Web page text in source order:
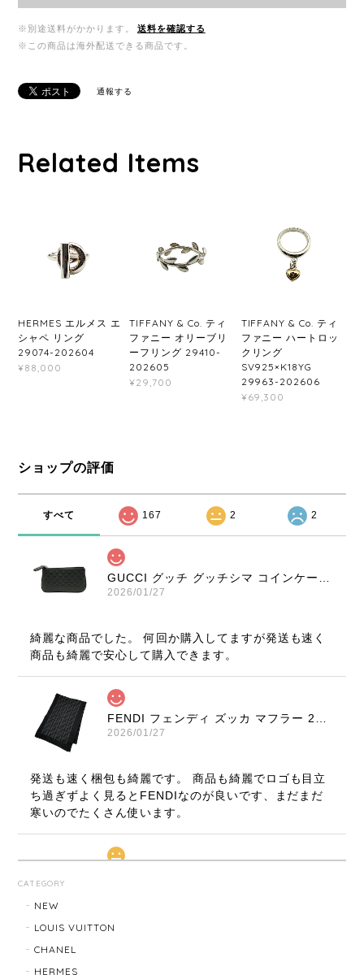
※別途送料がかかります。
送料を確認する
※この商品は海外配送できる商品です。
通報する
Related Items
HERMES エルメス エ
シャペ リング
29074-202604
¥88,000
TIFFANY & Co. ティ
ファニー オリーブリ
ーフリング 29410-
202605
¥29,700
TIFFANY & Co. ティ
ファニー ハートロッ
クリング
SV925×K18YG
29963-202606
¥69,300
ショップの評価
すべて 167 2 2
GUCCI グッチ グッチシマ コインケース ブラック 9347-202212
2026/01/27
綺麗な商品でした。 何回か購入してますが発送も速く
商品も綺麗で安心して購入できます。
FENDI フェンディ ズッカ マフラー 22816-202512
2026/01/27
発送も速く梱包も綺麗です。 商品も綺麗でロゴも目立
ち過ぎずよく見るとFENDIなのが良いです、まだまだ
寒いのでたくさん使います。
CATEGORY
NEW
LOUIS VUITTON
CHANEL
HERMES